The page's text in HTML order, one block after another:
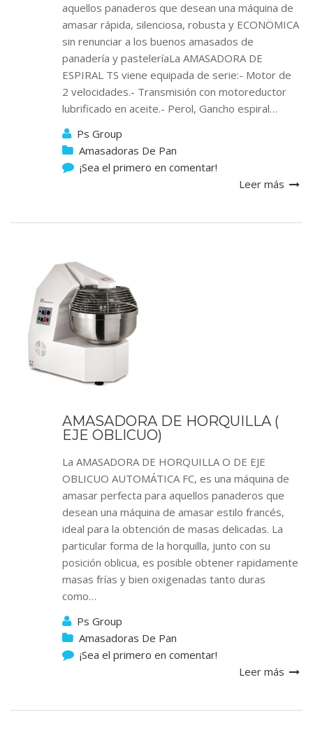
aquellos panaderos que desean una máquina de
amasar rápida, silenciosa, robusta y ECONÖMICA
sin renunciar a los buenos amasados de
panadería y pasteleríaLa AMASADORA DE
ESPIRAL TS viene equipada de serie:- Motor de
2 velocidades.- Transmisión con motoreductor
lubrificado en aceite.- Perol, Gancho espiral…
Ps Group
Amasadoras De Pan
¡Sea el primero en comentar!
Leer más
AMASADORA DE HORQUILLA (
EJE OBLICUO)
La AMASADORA DE HORQUILLA O DE EJE
OBLICUO AUTOMÁTICA FC, es una máquina de
amasar perfecta para aquellos panaderos que
desean una máquina de amasar estilo francés,
ideal para la obtención de masas delicadas. La
particular forma de la horquilla, junto con su
posición oblicua, es posible obtener rapidamente
masas frías y bien oxigenadas tanto duras
como…
Ps Group
Amasadoras De Pan
¡Sea el primero en comentar!
Leer más